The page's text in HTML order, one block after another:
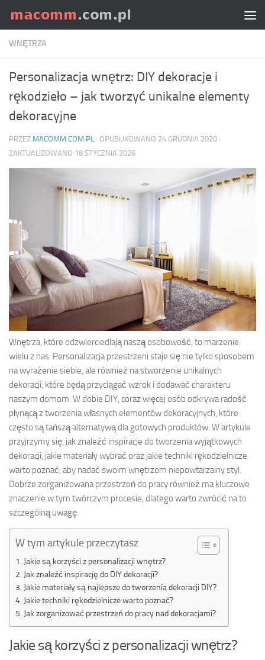
Skip to content
WNĘTRZA
Personalizacja wnętrz: DIY dekoracje i
rękodzieło – jak tworzyć unikalne elementy
dekoracyjne
PRZEZ MACOMM.COM.PL · OPUBLIKOWANO 24 GRUDNIA 2020 ·
ZAKTUALIZOWANO 18 STYCZNIA 2026
Wnętrza, które odzwierciedlają naszą osobowość, to marzenie
wielu z nas. Personalizacja przestrzeni staje się nie tylko sposobem
na wyrażenie siebie, ale również na stworzenie unikalnych
dekoracji, które będą przyciągać wzrok i dodawać charakteru
naszym domom. W dobie DIY, coraz więcej osób odkrywa radość
płynącą z tworzenia własnych elementów dekoracyjnych, które
często są tańszą alternatywą dla gotowych produktów. W artykule
przyjrzymy się, jak znaleźć inspiracje do tworzenia wyjątkowych
dekoracji, jakie materiały wybrać oraz jakie techniki rękodzielnicze
warto poznać, aby nadać swoim wnętrzom niepowtarzalny styl.
Dobrze zorganizowana przestrzeń do pracy również ma kluczowe
znaczenie w tym twórczym procesie, dlatego warto zwrócić na to
szczególną uwagę.
W tym artykule przeczytasz
Jakie są korzyści z personalizacji wnętrz?
Jak znaleźć inspirację do DIY dekoracji?
Jakie materiały są najlepsze do tworzenia dekoracji DIY?
Jakie techniki rękodzielnicze warto poznać?
Jak zorganizować przestrzeń do pracy nad dekoracjami?
Jakie są korzyści z personalizacji wnętrz?